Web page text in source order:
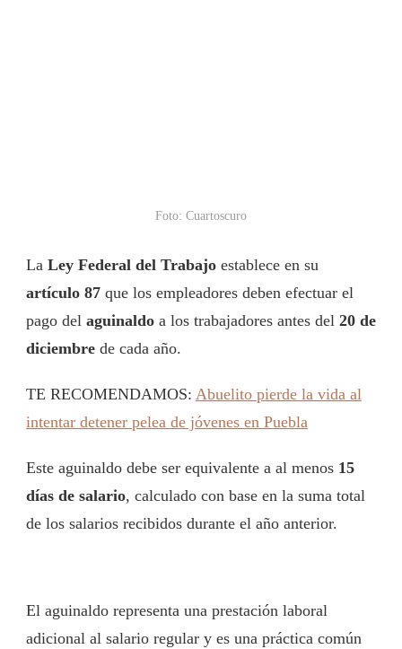
Foto: Cuartoscuro
La Ley Federal del Trabajo establece en su
artículo 87 que los empleadores deben efectuar el
pago del aguinaldo a los trabajadores antes del 20 de
diciembre de cada año.
TE RECOMENDAMOS: Abuelito pierde la vida al
intentar detener pelea de jóvenes en Puebla
Este aguinaldo debe ser equivalente a al menos 15
días de salario, calculado con base en la suma total
de los salarios recibidos durante el año anterior.
El aguinaldo representa una prestación laboral
adicional al salario regular y es una práctica común